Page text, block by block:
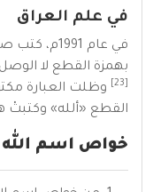
في علم العراق
في عام 1991م ، كتب
بهمزة القطع لا
وظلت العبارة
القطع «ألله» وكتبتْ
خواص اسم الله